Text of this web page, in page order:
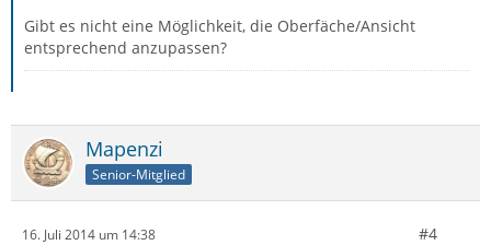
Gibt es nicht eine Möglichkeit, die Oberfäche/Ansicht
entsprechend anzupassen?
Mapenzi
Senior-Mitglied
16. Juli 2014 um 14:38 #4